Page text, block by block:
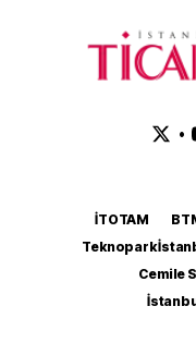
•
İTOTAM
Teknopark
Cemile